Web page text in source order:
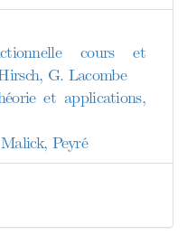
cours et
G. Lacombe
et applications,
Peyré